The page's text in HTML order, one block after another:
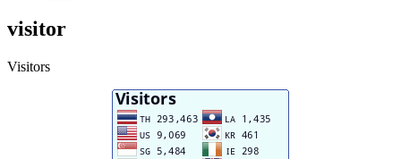
visitor
Visitors